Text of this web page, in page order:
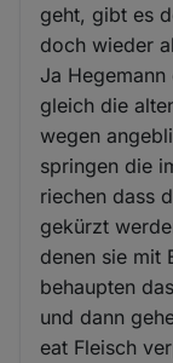
geht, gibt es
doch wieder
Ja
gleich die
wegen
springen die
riechen dass
gekürzt
denen sie mit
behaupten
und dann
eat Fleisch